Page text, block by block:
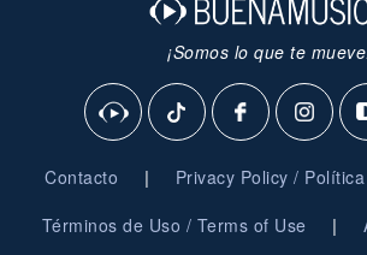
¡Somos lo que te
Contacto | Privacy Policy /
Términos de Uso / Terms of Use |